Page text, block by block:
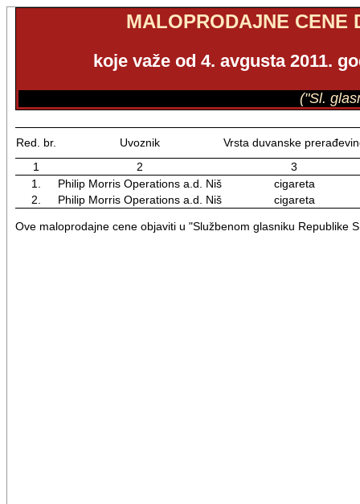
MALOPRODAJNE CENE
koje važe od 4. avgusta 2011.
("Sl.
Red. br. Uvoznik
Vrsta duvanske
1
2
3
1.
Philip Morris Operations a.d. Niš
cigareta
2.
Philip Morris Operations a.d. Niš cigareta
Ove maloprodajne cene objaviti u "Službenom glasniku Republike